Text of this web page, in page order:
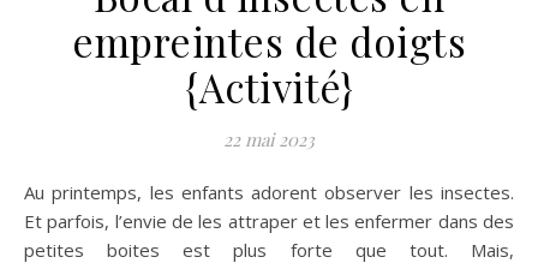
empreintes de doigts
{Activité}
22 mai 2023
Au printemps, les enfants adorent observer les insectes.
Et parfois, l’envie de les attraper et les enfermer dans des
petites boites est plus forte que tout. Mais,